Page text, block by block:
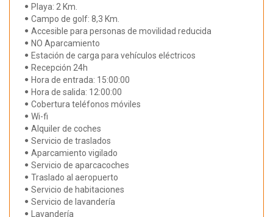
Playa: 2 Km.
Campo de golf: 8,3 Km.
Accesible para personas de movilidad reducida
NO Aparcamiento
Estación de carga para vehículos eléctricos
Recepción 24h
Hora de entrada: 15:00:00
Hora de salida: 12:00:00
Cobertura teléfonos móviles
Wi-fi
Alquiler de coches
Servicio de traslados
Aparcamiento vigilado
Servicio de aparcacoches
Traslado al aeropuerto
Servicio de habitaciones
Servicio de lavandería
Lavandería